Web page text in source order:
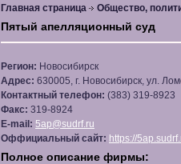
Главная страница Общество,
Пятый апелляционный суд
Регион: Новосибирск
Адрес: 630005, г. Новосибирск, ул.
Контактный телефон: (383) 319-8923
Факс: 319-8924
E-mail: 5ap@sudrf.ru
Оффициальный сайт: https://
Полное описание фирмы: